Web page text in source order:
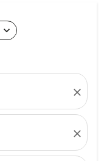
expand_more
close
close